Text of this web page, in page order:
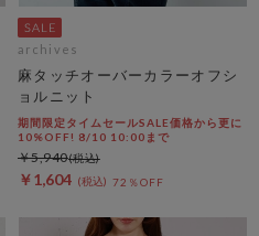
archives
麻タッチオーバーカラーオフシ
ョルニット
期間限定タイムセールSALE価格から更に
10%OFF! 8/10 10:00まで
￥1,604 72％OFF
￥5,940